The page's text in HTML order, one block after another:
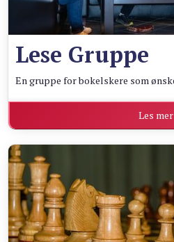
Lese Gruppe
En gruppe for bokelskere som
Les mer